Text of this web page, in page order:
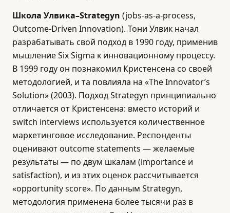
Школа Улвика–Strategyn (jobs-as-a-process,
Outcome-Driven Innovation). Тони Улвик начал
разрабатывать свой подход в 1990 году, применив
мышление Six Sigma к инновационному процессу.
В 1999 году он познакомил Кристенсена со своей
методологией, и та повлияла на «The Innovator’s
Solution» (2003). Подход Strategyn принципиально
отличается от Кристенсена: вместо историй и
switch interviews используется количественное
маркетинговое исследование. Респонденты
оценивают outcome statements — желаемые
результаты — по двум шкалам (importance и
satisfaction), и из этих оценок рассчитывается
«opportunity score». По данным Strategyn,
методология применена более тысячи раз в